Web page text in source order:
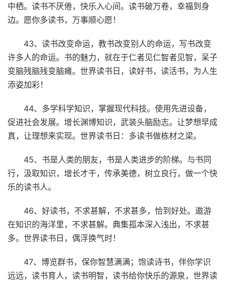
中栖。读书不厌倦，快乐入心间。读书破万卷，幸福到身
边。愿你多读书，万事顺心愿！
43、读书改变命运，教书改变别人的命运，写书改变
许多人的命运。书的魅力，就在于仁者见仁智者见智，呆子
变脑残脑残变脑瘫。世界读书日，读好书，读活书，为人生
添姿加彩！
44、多学科学知识，掌握现代科技。使用先进设备，
促进社会发展。增长渊博知识，武装头脑励志。让梦想早成
真，让理想来实现。世界读书日：多读书做栋材之梁。
45、书是人类的朋友，书是人类进步的阶梯。与书同
行，汲取知识，增长才干，传承美德，树立良行，做一个快
乐的读书人。
46、好读书，不求甚解，不求甚多，恰到好处。遨游
在知识的海洋里，不求甚解。典集孤本深入浅出，不求甚
多。世界读书日，偶浮换气时！
47、博览群书，保你智慧满满；饱读诗书，伴你学识
远远，读书育人，读书明智，读书给你快乐的源泉，世界读